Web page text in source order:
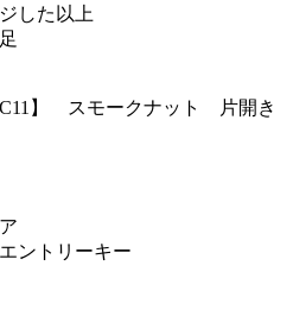
した以上
】 スモークナット 片開き
ントリーキー